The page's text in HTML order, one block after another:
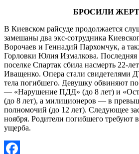
БРОСИЛИ
В Киевском райсуде продолжается
замешаны два экс-сотрудника
Ворочаев и Геннадий Пархомчук, а
Горловки Юлия Измалкова. Последняя
поселке Спартак сбила насмерть 22-
Иващенко. Опера стали свидетелями
тела погибшего. Девушку обвиняют по
— «Нарушение ПДД» (до 8 лет) и
(до 8 лет), а милиционеров — в
полномочий (до 12 лет). Следующее
ноября. Родители погибшего требуют
ущерба.